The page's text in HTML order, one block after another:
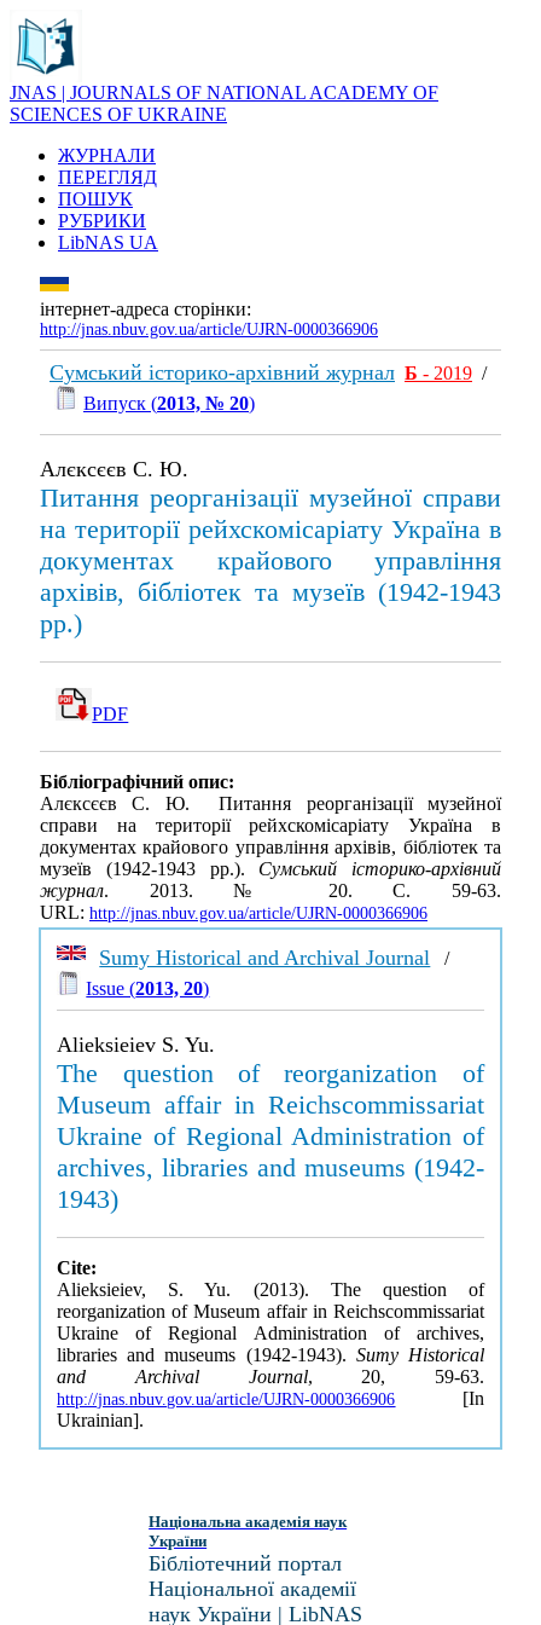
JNAS | JOURNALS OF NATIONAL ACADEMY OF
SCIENCES OF UKRAINE
ЖУРНАЛИ
ПЕРЕГЛЯД
ПОШУК
РУБРИКИ
LibNAS UA
інтернет-адреса сторінки:
http://jnas.nbuv.gov.ua/article/UJRN-0000366906
Сумський історико-архівний журнал Б - 2019 /
Випуск (2013, № 20)
Алєксєєв С. Ю.
Питання реорганізації музейної справи
на території рейхскомісаріату Україна в
документах крайового управління
архівів, бібліотек та музеїв (1942-1943
рр.)
PDF
Бібліографічний опис:
Алєксєєв С. Ю. Питання реорганізації музейної
справи на території рейхскомісаріату Україна в
документах крайового управління архівів, бібліотек та
музеїв (1942-1943 рр.). Сумський історико-архівний
журнал. 2013. № 20. С. 59-63.
URL: http://jnas.nbuv.gov.ua/article/UJRN-0000366906
Sumy Historical and Archival Journal /
Issue (2013, 20)
Alieksieiev S. Yu.
The question of reorganization of
Museum affair in Reichscommissariat
Ukraine of Regional Administration of
archives, libraries and museums (1942-
1943)
Cite:
Alieksieiev, S. Yu. (2013). The question of
reorganization of Museum affair in Reichscommissariat
Ukraine of Regional Administration of archives,
libraries and museums (1942-1943). Sumy Historical
and Archival Journal, 20, 59-63.
http://jnas.nbuv.gov.ua/article/UJRN-0000366906 [In
Ukrainian].
Національна академія наук
України
Бібліотечний портал
Національної академії
наук України | LibNAS